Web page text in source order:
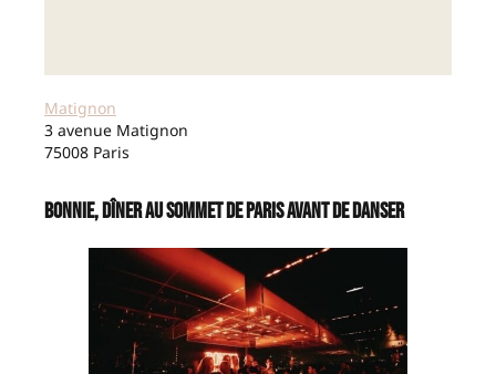
Matignon
3 avenue Matignon
75008 Paris
Bonnie, dîner au sommet de Paris avant de danser